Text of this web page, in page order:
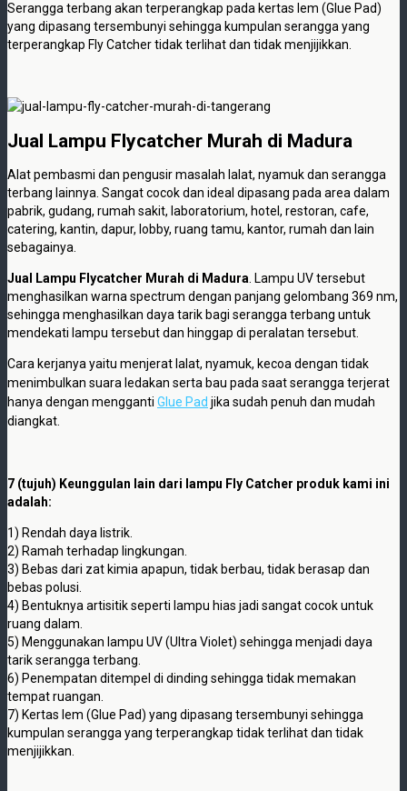
Serangga terbang akan terperangkap pada kertas lem (Glue Pad)
yang dipasang tersembunyi sehingga kumpulan serangga yang
terperangkap Fly Catcher tidak terlihat dan tidak menjijikkan.
Jual Lampu Flycatcher Murah di Madura
Alat pembasmi dan pengusir masalah lalat, nyamuk dan serangga
terbang lainnya. Sangat cocok dan ideal dipasang pada area dalam
pabrik, gudang, rumah sakit, laboratorium, hotel, restoran, cafe,
catering, kantin, dapur, lobby, ruang tamu, kantor, rumah dan lain
sebagainya.
Jual Lampu Flycatcher Murah di Madura . Lampu UV tersebut
menghasilkan warna spectrum dengan panjang gelombang 369 nm,
sehingga menghasilkan daya tarik bagi serangga terbang untuk
mendekati lampu tersebut dan hinggap di peralatan tersebut.
Cara kerjanya yaitu menjerat lalat, nyamuk, kecoa dengan tidak
menimbulkan suara ledakan serta bau pada saat serangga terjerat
hanya dengan mengganti Glue Pad jika sudah penuh dan mudah
diangkat.
7 (tujuh) Keunggulan lain dari lampu Fly Catcher produk kami ini
adalah:
1) Rendah daya listrik.
2) Ramah terhadap lingkungan.
3) Bebas dari zat kimia apapun, tidak berbau, tidak berasap dan
bebas polusi.
4) Bentuknya artisitik seperti lampu hias jadi sangat cocok untuk
ruang dalam.
5) Menggunakan lampu UV (Ultra Violet) sehingga menjadi daya
tarik serangga terbang.
6) Penempatan ditempel di dinding sehingga tidak memakan
tempat ruangan.
7) Kertas lem (Glue Pad) yang dipasang tersembunyi sehingga
kumpulan serangga yang terperangkap tidak terlihat dan tidak
menjijikkan.